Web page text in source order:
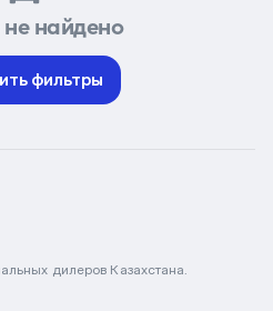
не найдено
фильтры
дилеров Казахстана.